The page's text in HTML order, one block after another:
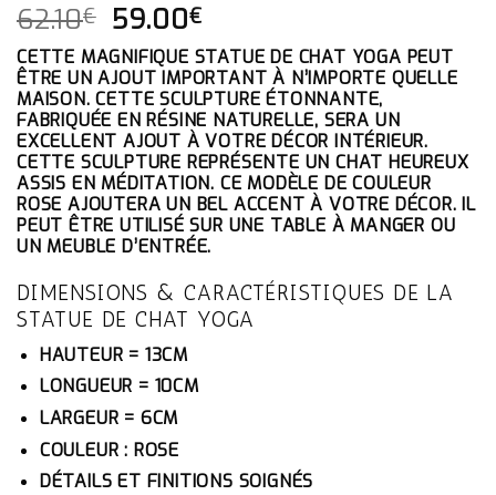
62.10€ LE
PRIX
INITIAL
ÉTAIT :
62.10€.
59.00€LE
PRIX
ACTUEL
EST :
59.00€.
CETTE MAGNIFIQUE STATUE DE CHAT YOGA PEUT
ÊTRE UN AJOUT IMPORTANT À N’IMPORTE QUELLE
MAISON. CETTE SCULPTURE ÉTONNANTE,
FABRIQUÉE EN RÉSINE NATURELLE, SERA UN
EXCELLENT AJOUT À VOTRE DÉCOR INTÉRIEUR.
CETTE SCULPTURE REPRÉSENTE UN CHAT HEUREUX
ASSIS EN MÉDITATION. CE MODÈLE DE COULEUR
ROSE AJOUTERA UN BEL ACCENT À VOTRE DÉCOR. IL
PEUT ÊTRE UTILISÉ SUR UNE TABLE À MANGER OU
UN MEUBLE D’ENTRÉE.
DIMENSIONS & CARACTÉRISTIQUES DE LA
STATUE DE CHAT YOGA
HAUTEUR = 13CM
LONGUEUR = 10CM
LARGEUR = 6CM
COULEUR : ROSE
DÉTAILS ET FINITIONS SOIGNÉS